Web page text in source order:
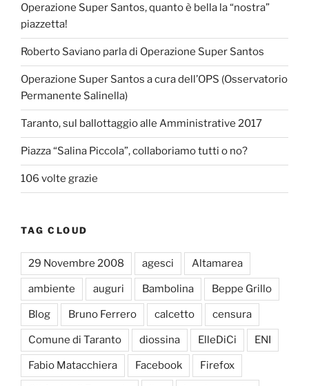
Operazione Super Santos, quanto è bella la “nostra”
piazzetta!
Roberto Saviano parla di Operazione Super Santos
Operazione Super Santos a cura dell’OPS (Osservatorio
Permanente Salinella)
Taranto, sul ballottaggio alle Amministrative 2017
Piazza “Salina Piccola”, collaboriamo tutti o no?
106 volte grazie
TAG CLOUD
29 Novembre 2008 agesci Altamarea
ambiente auguri Bambolina Beppe Grillo
Blog Bruno Ferrero calcetto censura
Comune di Taranto diossina ElleDiCi ENI
Fabio Matacchiera Facebook Firefox